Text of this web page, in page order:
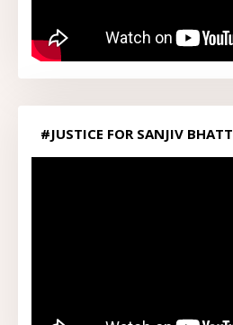
#JUSTICE FOR SANJIV BHATT